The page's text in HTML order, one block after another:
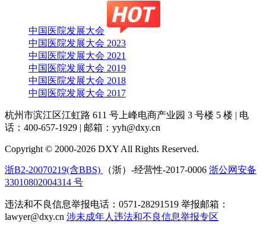
中国医院发展大会
中国医院发展大会 2023
中国医院发展大会 2021
中国医院发展大会 2019
中国医院发展大会 2018
中国医院发展大会 2017
杭州市滨江区江虹路 611 号上峰电商产业园 3 号楼 5 楼 | 电
话：400-657-1929 | 邮箱：yyh@dxy.cn
Copyright © 2000-2026 DXY All Rights Reserved.
浙B2-20070219(含BBS) （浙）-经营性-2017-0006 浙公网安备
33010802004314 号
违法和不良信息举报电话：0571-28291519 举报邮箱：
lawyer@dxy.cn 涉未成年人违法和不良信息举报专区